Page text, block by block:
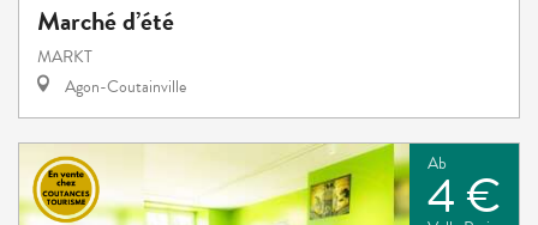
Marché d’été
MARKT
Agon-Coutainville
Ab
4 €